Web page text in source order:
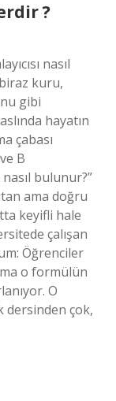
?
nasıl
kuru,
gibi
hayatın
çabası
B
bulunur?”
ama doğru
keyifli hale
çalışan
Öğrenciler
o formülün
O
çok,